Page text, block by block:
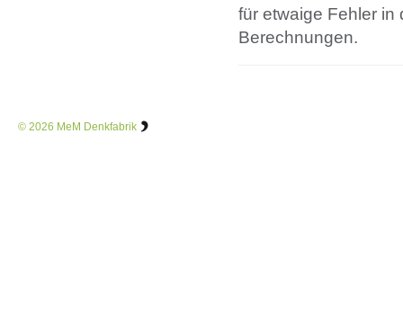
für etwaige Fehler
Berechnungen.
© 2026 MeM Denkfabrik